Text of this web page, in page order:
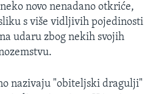
novo nenadano otkriće,
s više vidljivih pojedinosti
udaru zbog nekih svojih
nazivaju "obiteljski dragulji"